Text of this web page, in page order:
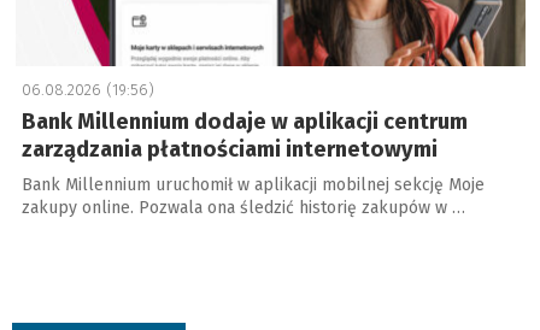
06.08.2026 (19:56)
Bank Millennium dodaje w aplikacji centrum
zarządzania płatnościami internetowymi
Bank Millennium uruchomił w aplikacji mobilnej sekcję Moje
zakupy online. Pozwala ona śledzić historię zakupów w …